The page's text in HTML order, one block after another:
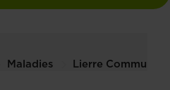
Maladies Lierre Commun